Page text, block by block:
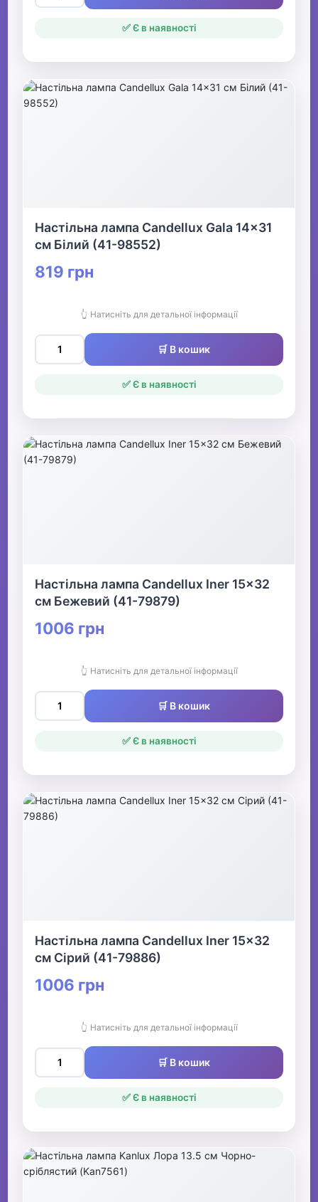
✅ Є в наявності
Настільна лампа Candellux Gala 14x31
см Білий (41-98552)
819 грн
👆 Натисніть для детальної інформації
🛒 В кошик
✅ Є в наявності
Настільна лампа Candellux Iner 15x32
см Бежевий (41-79879)
1006 грн
👆 Натисніть для детальної інформації
🛒 В кошик
✅ Є в наявності
Настільна лампа Candellux Iner 15x32
см Сірий (41-79886)
1006 грн
👆 Натисніть для детальної інформації
🛒 В кошик
✅ Є в наявності